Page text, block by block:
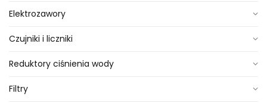
Elektrozawory
Czujniki i liczniki
Reduktory ciśnienia wody
Filtry